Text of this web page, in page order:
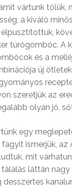
vártunk tőlük,
a kiváló
túrógombóc. A
és a
új
szeretjük az
olyan jó,
egy
ismerjük, az
mit
láttán nagy